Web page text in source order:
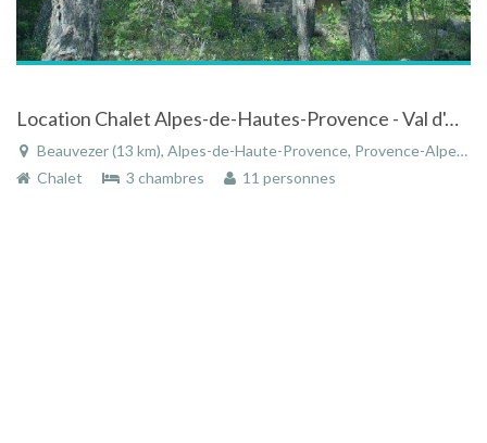
Location Chalet Alpes-de-Hautes-Provence - Val d'Allos, Colmars - les- Alpes ,Beauvezer
Beauvezer (13 km), Alpes-de-Haute-Provence, Provence-Alpes-Côte d'Azur, France
Chalet
3 chambres 11 personnes